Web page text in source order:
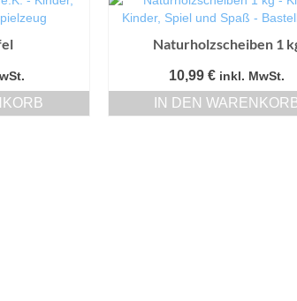
Naturholzscheiben 1
10,99€ inkl. MwSt.
IN DEN